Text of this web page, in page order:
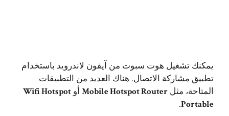
يمكنك تشغيل هوت سبوت من آيفون لاندرويد باستخدام
تطبيق مشاركة الاتصال. هناك العديد من التطبيقات
المتاحة، مثل Mobile Hotspot Router أو Wifi Hotspot
Portable
.